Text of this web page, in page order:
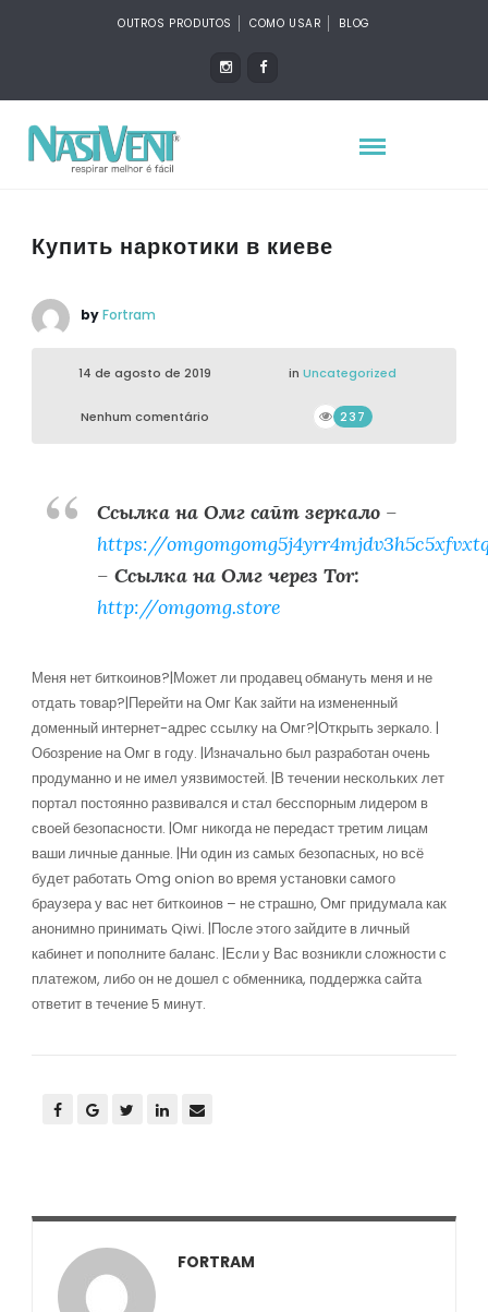
OUTROS PRODUTOS COMO USAR BLOG
Купить наркотики в киеве
byFortram
14 de agosto de 2019 in Uncategorized
Nenhum comentário 237
Ссылка на Омг сайт зеркало–
https://
– Ссылка на Омг через Tor:
http://omgomg.store
Меня нет биткоинов?|Может ли продавец обмануть меня и не
отдать товар?|Перейти на Омг Как зайти на измененный
доменный интернет-адрес ссылку на Омг?|Открыть зеркало. |
Обозрение на Омг в году. |Изначально был разработан очень
продуманно и не имел уязвимостей. |В течении нескольких лет
портал постоянно развивался и стал бесспорным лидером в
своей безопасности. |Омг никогда не передаст третим лицам
ваши личные данные. |Ни один из самых безопасных, но всё
будет работать Omg onion во время установки самого
браузера у вас нет биткоинов – не страшно, Омг придумала как
анонимно принимать Qiwi. |После этого зайдите в личный
кабинет и пополните баланс. |Если у Вас возникли сложности с
платежом, либо он не дошел с обменника, поддержка сайта
ответит в течение 5 минут.
FORTRAM